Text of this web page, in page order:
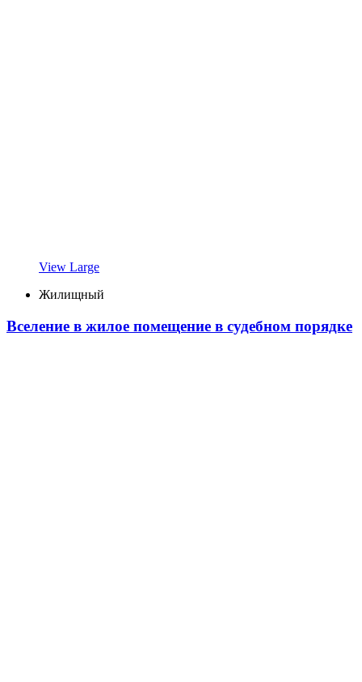
View Large
Жилищный
Вселение в жилое помещение в судебном порядке